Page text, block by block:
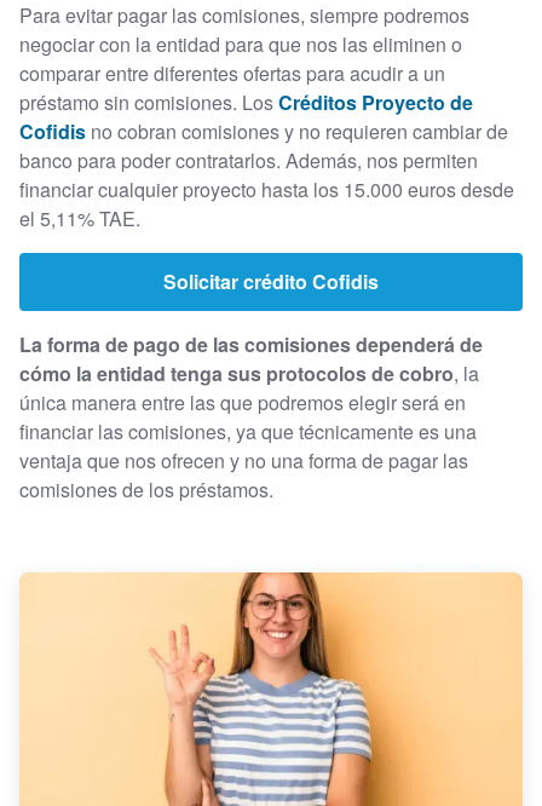
Para evitar pagar las comisiones, siempre podremos
negociar con la entidad para que nos las eliminen o
comparar entre diferentes ofertas para acudir a un
préstamo sin comisiones. LosCréditos Proyecto de
Cofidis no cobran comisiones y no requieren cambiar de
banco para poder contratarlos. Además, nos permiten
financiar cualquier proyecto hasta los 15.000 euros desde
el 5,11% TAE.
Solicitar crédito Cofidis
La forma de pago de las comisiones dependerá de
cómo la entidad tenga sus protocolos de cobro, la
única manera entre las que podremos elegir será en
financiar las comisiones, ya que técnicamente es una
ventaja que nos ofrecen y no una forma de pagar las
comisiones de los préstamos.